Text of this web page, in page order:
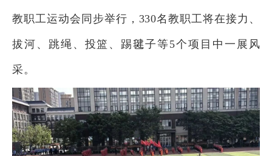
教职工运动会同步举行，330名教职工将在接力、
拔河、跳绳、投篮、踢毽子等5个项目中一展风
采。